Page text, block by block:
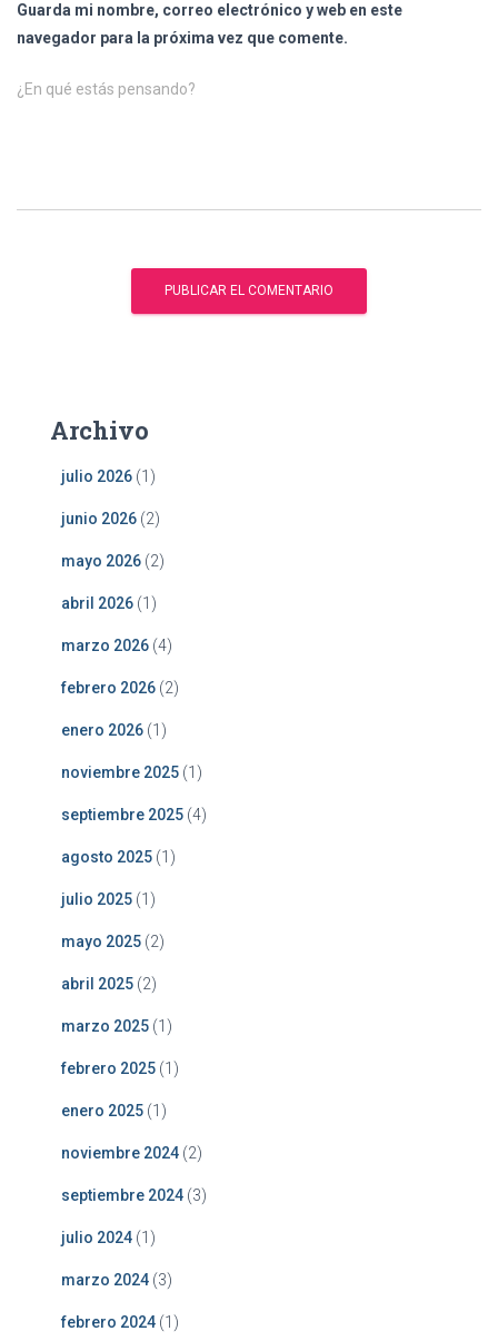
Guarda mi nombre, correo electrónico y web en este
navegador para la próxima vez que comente.
¿En qué estás pensando?
Archivo
julio 2026 (1)
junio 2026 (2)
mayo 2026 (2)
abril 2026 (1)
marzo 2026 (4)
febrero 2026 (2)
enero 2026 (1)
noviembre 2025 (1)
septiembre 2025 (4)
agosto 2025 (1)
julio 2025 (1)
mayo 2025 (2)
abril 2025 (2)
marzo 2025 (1)
febrero 2025 (1)
enero 2025 (1)
noviembre 2024 (2)
septiembre 2024 (3)
julio 2024 (1)
marzo 2024 (3)
febrero 2024 (1)